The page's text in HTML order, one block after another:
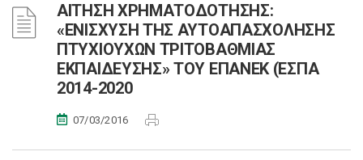
ΑΙΤΗΣΗ ΧΡΗΜΑΤΟΔΟΤΗΣΗΣ:
«ΕΝΙΣΧΥΣΗ ΤΗΣ ΑΥΤΟΑΠΑΣΧΟΛΗΣΗΣ
ΠΤΥΧΙΟΥΧΩΝ ΤΡΙΤΟΒΑΘΜΙΑΣ
ΕΚΠΑΙΔΕΥΣΗΣ» ΤΟΥ ΕΠΑΝΕΚ (ΕΣΠΑ
2014-2020
07/03/2016